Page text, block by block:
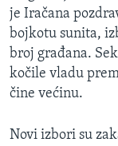
je Iračana
bojkotu sunita,
broj građana.
kočile vladu
čine većinu.
Novi izbori su